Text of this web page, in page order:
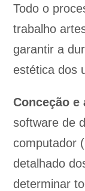
Todo o
trabalho
garantir a
estética dos
Conceção e
software de
computador
detalhado
determinar